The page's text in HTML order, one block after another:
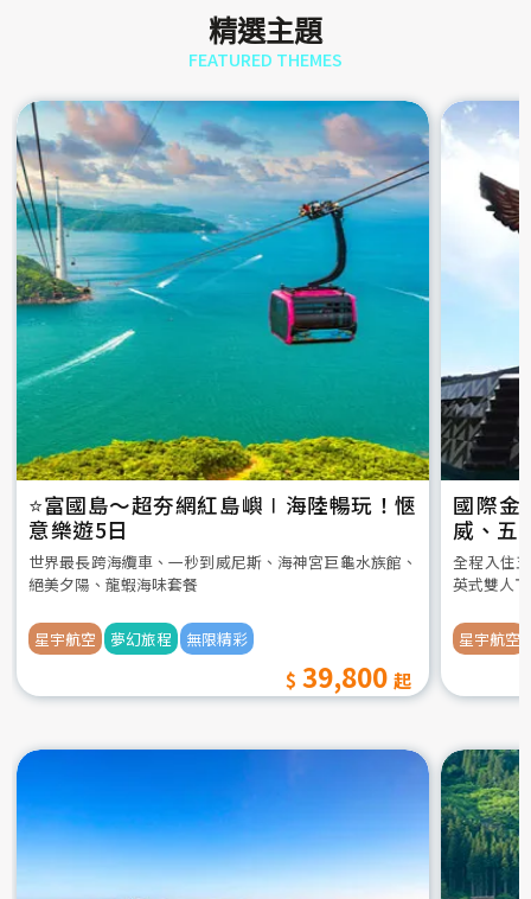
精選主題
FEATURED THEMES
⭐️富國島～超夯網紅島嶼∣海陸暢玩！愜
意樂遊5日
世界最長跨海纜車、一秒到威尼斯、海神宮巨龜水族館、
絕美夕陽、龍蝦海味套餐
星宇航空 夢幻旅程 無限精彩
39,800
國際金
威、五
全程入住
英式雙人
星宇航空